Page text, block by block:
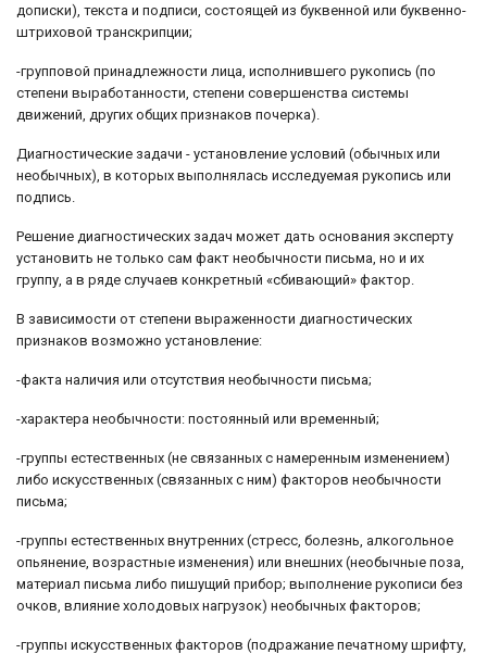
дописки), текста и подписи, состоящей из буквенной или буквенно-
штриховой транскрипции;
-групповой принадлежности лица, исполнившего рукопись (по
степени выработанности, степени совершенства системы
движений, других общих признаков почерка).
Диагностические задачи - установление условий (обычных или
необычных), в которых выполнялась исследуемая рукопись или
подпись.
Решение диагностических задач может дать основания эксперту
установить не только сам факт необычности письма, но и их
группу, а в ряде случаев конкретный «сбивающий» фактор.
В зависимости от степени выраженности диагностических
признаков возможно установление:
-факта наличия или отсутствия необычности письма;
-характера необычности: постоянный или временный;
-группы естественных (не связанных с намеренным изменением)
либо искусственных (связанных с ним) факторов необычности
письма;
-группы естественных внутренних (стресс, болезнь, алкогольное
опьянение, возрастные изменения) или внешних (необычные поза,
материал письма либо пишущий прибор; выполнение рукописи без
очков, влияние холодовых нагрузок) необычных факторов;
-группы искусственных факторов (подражание печатному шрифту,